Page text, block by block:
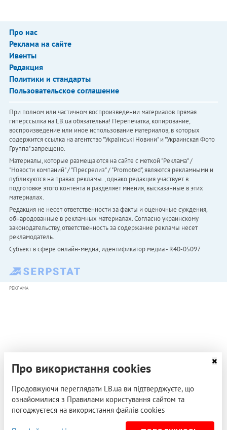
Про нас
Реклама на сайте
Ивенты
Редакция
Политики и стандарты
Пользовательское соглашение
При полном или частичном воспроизведении материалов прямая
гиперссылка на LB.ua обязательна! Перепечатка, копирование,
воспроизведение или иное использование материалов, в которых
содержится ссылка на агентство "Українськi Новини" и "Украинская Фото
Группа" запрещено.
Материалы, которые размещаются на сайте с меткой "Реклама" /
"Новости компаний" / "Пресрелиз" / "Promoted", являются рекламными и
публикуются на правах рекламы. , однако редакция участвует в
подготовке этого контента и разделяет мнения, высказанные в этих
материалах.
Редакция не несет ответственности за факты и оценочные суждения,
обнародованные в рекламных материалах. Согласно украинскому
законодательству, ответственность за содержание рекламы несет
рекламодатель.
Субъект в сфере онлайн-медиа; идентификатор медиа - R40-05097
РЕКЛАМА
Про використання cookies
Продовжуючи переглядати LB.ua ви підтверджуєте, що
ознайомилися з Правилами користування сайтом та
погоджуєтеся на використання файлів cookies